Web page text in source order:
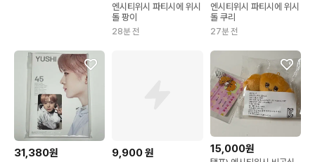
엔시티위시 파티시에 위시
돌 팡이
28분 전
엔시티위시 파티시에 위시
돌 쿠리
27분 전
31,380원 9,900원 15,000원